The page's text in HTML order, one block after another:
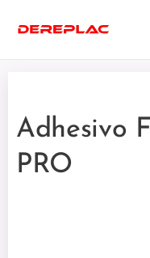
Adhesivo
PRO